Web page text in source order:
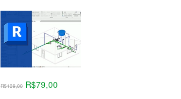
R$139,00 R$79,00